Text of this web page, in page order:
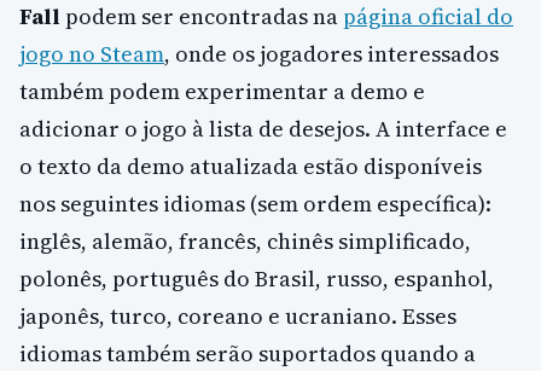
Fall podem ser encontradas napágina oficial do
jogo no Steam, onde os jogadores interessados
também podem experimentar a demo e
adicionar o jogo à lista de desejos. A interface e
o texto da demo atualizada estão disponíveis
nos seguintes idiomas (sem ordem específica):
inglês, alemão, francês, chinês simplificado,
polonês, português do Brasil, russo, espanhol,
japonês, turco, coreano e ucraniano. Esses
idiomas também serão suportados quando a